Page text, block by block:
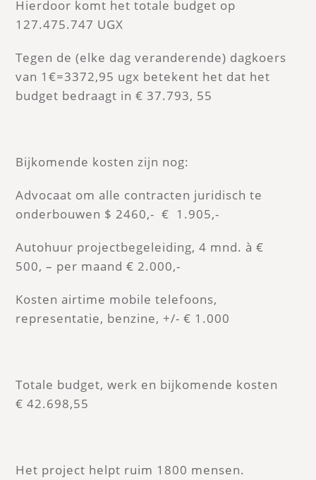
Hierdoor komt het totale budget op
127.475.747 UGX
Tegen de (elke dag veranderende) dagkoers
van 1€=3372,95 ugx betekent het dat het
budget bedraagt in € 37.793, 55
Bijkomende kosten zijn nog:
Advocaat om alle contracten juridisch te
onderbouwen $ 2460,- € 1.905,-
Autohuur projectbegeleiding, 4 mnd. à €
500, – per maand € 2.000,-
Kosten airtime mobile telefoons,
representatie, benzine, +/- € 1.000
Totale budget, werk en bijkomende kosten
€ 42.698,55
Het project helpt ruim 1800 mensen.